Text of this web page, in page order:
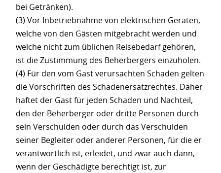
bei Getränken).
(3) Vor Inbetriebnahme von elektrischen Geräten,
welche von den Gästen mitgebracht werden und
welche nicht zum üblichen Reisebedarf gehören,
ist die Zustimmung des Beherbergers einzuholen.
(4) Für den vom Gast verursachten Schaden gelten
die Vorschriften des Schadenersatzrechtes. Daher
haftet der Gast für jeden Schaden und Nachteil,
den der Beherberger oder dritte Personen durch
sein Verschulden oder durch das Verschulden
seiner Begleiter oder anderer Personen, für die er
verantwortlich ist, erleidet, und zwar auch dann,
wenn der Geschädigte berechtigt ist, zur